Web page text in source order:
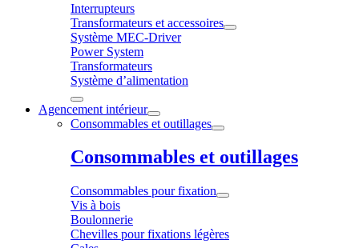
Interrupteurs
Transformateurs et accessoires
Système MEC-Driver
Power System
Transformateurs
Système d’alimentation
Agencement intérieur
Consommables et outillages
Consommables et outillages
Consommables pour fixation
Vis à bois
Boulonnerie
Chevilles pour fixations légères